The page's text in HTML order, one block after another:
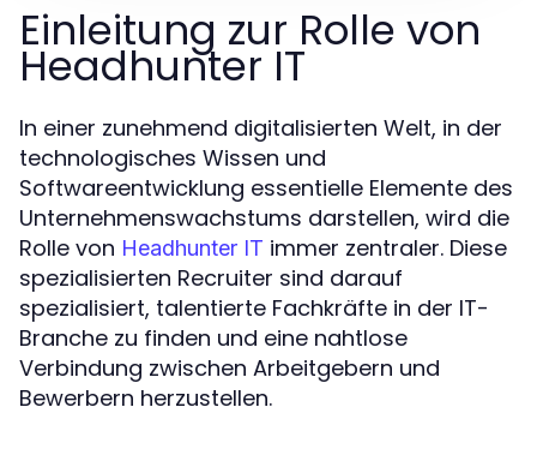
Einleitung zur Rolle von
Headhunter IT
In einer zunehmend digitalisierten Welt, in der
technologisches Wissen und
Softwareentwicklung essentielle Elemente des
Unternehmenswachstums darstellen, wird die
Rolle von Headhunter IT immer zentraler. Diese
spezialisierten Recruiter sind darauf
spezialisiert, talentierte Fachkräfte in der IT-
Branche zu finden und eine nahtlose
Verbindung zwischen Arbeitgebern und
Bewerbern herzustellen.